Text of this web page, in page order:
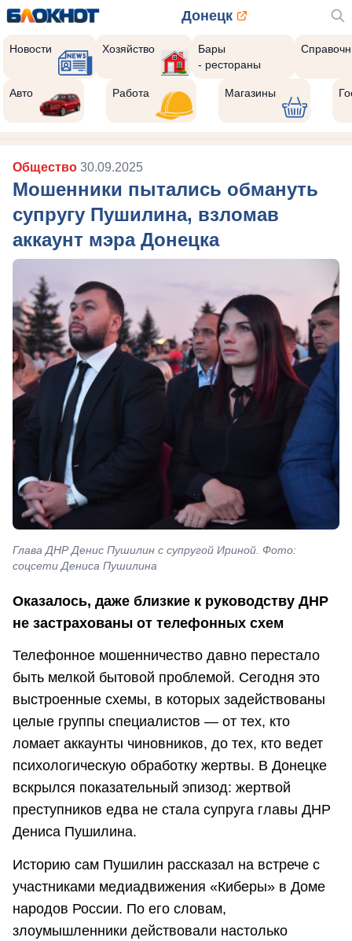
Донецк
Новости Хозяйство
Бары
- рестораны
Авто Работа Магазины
Общество 30.09.2025
Мошенники пытались обмануть
супругу Пушилина, взломав
аккаунт мэра Донецка
Глава ДНР Денис Пушилин с супругой Ириной. Фото:
соцсети Дениса Пушилина
Оказалось, даже близкие к руководству ДНР
не застрахованы от телефонных схем
Телефонное мошенничество давно перестало
быть мелкой бытовой проблемой. Сегодня это
выстроенные схемы, в которых задействованы
целые группы специалистов — от тех, кто
ломает аккаунты чиновников, до тех, кто ведет
психологическую обработку жертвы. В Донецке
вскрылся показатель­ный эпизод: жертвой
преступников едва не стала супруга главы ДНР
Дениса Пушилина.
Историю сам Пушилин рассказал на встрече с
участниками медиадвижения «Киберы» в Доме
народов России. По его словам,
злоумышленники действовали настолько